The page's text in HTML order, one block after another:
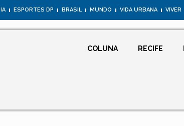
ESPORTES DP BRASIL MUNDO VIDA URBANA VIVER
COLUNA RECIFE